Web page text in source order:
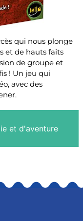
qui nous plonge
et de hauts faits
de groupe et
! Un jeu qui
avec des
et d'aventure